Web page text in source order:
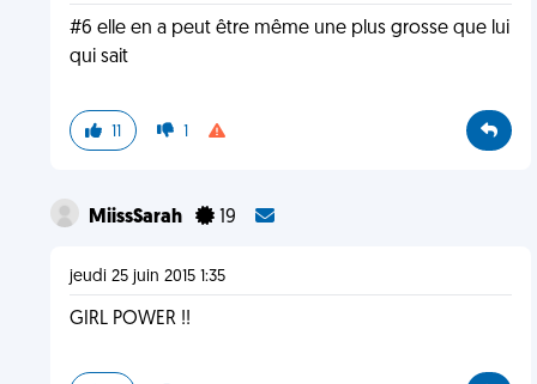
#6 elle en a peut être même une plus grosse que lui
qui sait
11 1
MiissSarah 19
jeudi 25 juin 2015 1:35
GIRL POWER !!